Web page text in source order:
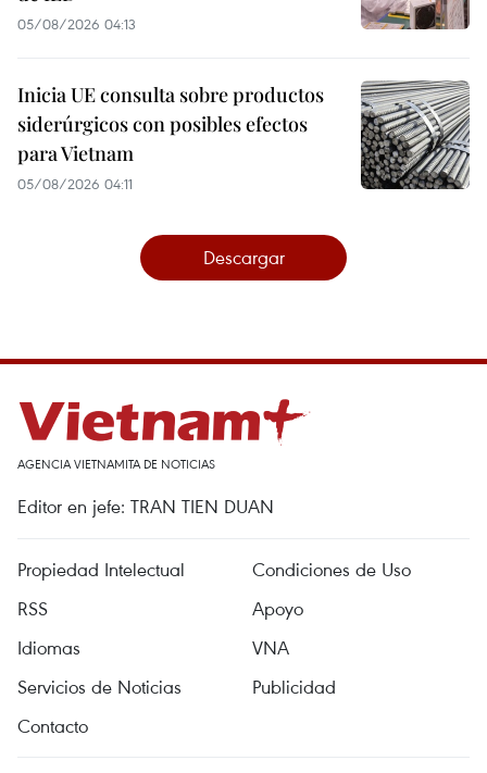
05/08/2026 04:13
Inicia UE consulta sobre productos
siderúrgicos con posibles efectos
para Vietnam
05/08/2026 04:11
Descargar
AGENCIA VIETNAMITA DE NOTICIAS
Editor en jefe: TRAN TIEN DUAN
Propiedad Intelectual
Condiciones de Uso
RSS
Apoyo
Idiomas
VNA
Servicios de Noticias
Publicidad
Contacto